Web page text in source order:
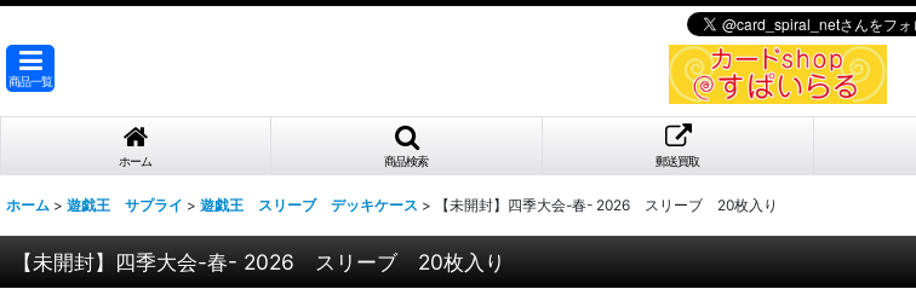
商品一覧
ホーム 商品検索 郵送買取
ホーム > 遊戯王 サプライ > 遊戯王 スリーブ デッキケース > 【未開封】四季大会-春- 2026 スリーブ 20枚入り
【未開封】四季大会-春- 2026 スリーブ 20枚入り